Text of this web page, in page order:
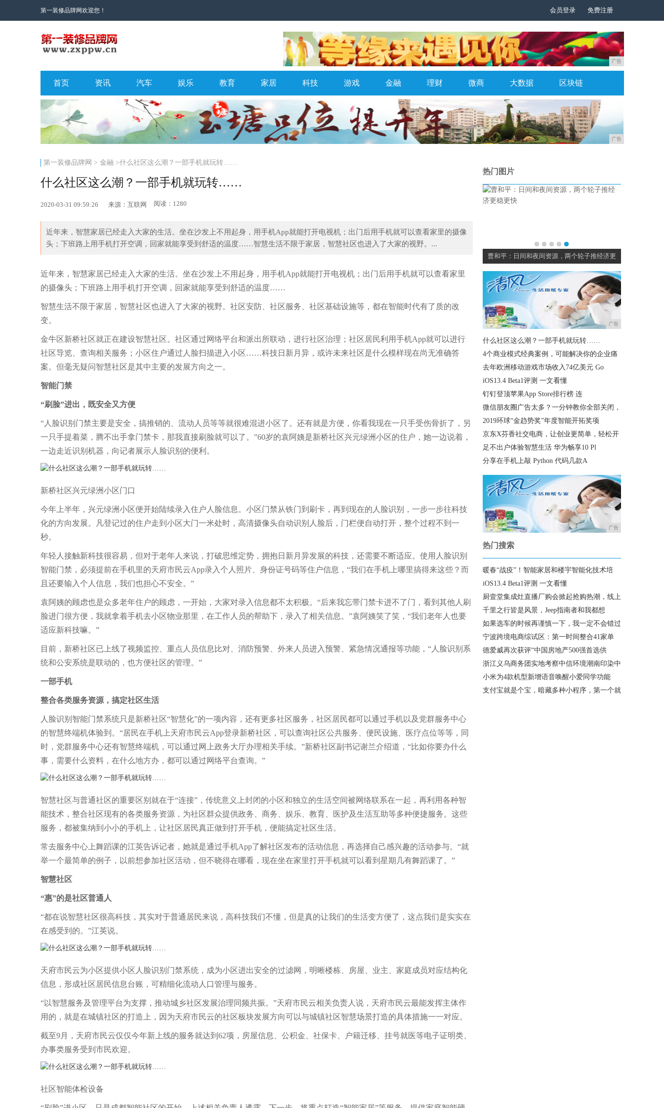
第一装修品牌网欢迎您！ 会员登录 免费注册
广告
首页 资讯 汽车 娱乐 教育 家居 科技 游戏 金融 理财 微商 大数据 区块链
广告
第一装修品牌网 > 金融 >什么社区这么潮？一部手机就玩转……
什么社区这么潮？一部手机就玩转……
2020-03-31 09:59:26 来源：互联网 阅读：1280
近年来，智慧家居已经走入大家的生活。坐在沙发上不用起身，用手机App就能打开电视机；出门后用手机就可以查看家里的摄像
头；下班路上用手机打开空调，回家就能享受到舒适的温度……智慧生活不限于家居，智慧社区也进入了大家的视野。...
近年来，智慧家居已经走入大家的生活。坐在沙发上不用起身，用手机App就能打开电视机；出门后用手机就可以查看家里
的摄像头；下班路上用手机打开空调，回家就能享受到舒适的温度……
智慧生活不限于家居，智慧社区也进入了大家的视野。社区安防、社区服务、社区基础设施等，都在智能时代有了质的改
变。
金牛区新桥社区就正在建设智慧社区。社区通过网络平台和派出所联动，进行社区治理；社区居民利用手机App就可以进行
社区导览、查询相关服务；小区住户通过人脸扫描进入小区……科技日新月异，或许未来社区是什么模样现在尚无准确答
案。但毫无疑问智慧社区是其中主要的发展方向之一。
智能门禁
“刷脸”进出，既安全又方便
“人脸识别门禁主要是安全，搞推销的、流动人员等等就很难混进小区了。还有就是方便，你看我现在一只手受伤骨折了，另
一只手提着菜，腾不出手拿门禁卡，那我直接刷脸就可以了。”60岁的袁阿姨是新桥社区兴元绿洲小区的住户，她一边说着，
一边走近识别机器，向记者展示人脸识别的便利。
新桥社区兴元绿洲小区门口
今年上半年，兴元绿洲小区便开始陆续录入住户人脸信息。小区门禁从铁门到刷卡，再到现在的人脸识别，一步一步往科技
化的方向发展。凡登记过的住户走到小区大门一米处时，高清摄像头自动识别人脸后，门栏便自动打开，整个过程不到一
秒。
年轻人接触新科技很容易，但对于老年人来说，打破思维定势，拥抱日新月异发展的科技，还需要不断适应。使用人脸识别
智能门禁，必须提前在手机里的天府市民云App录入个人照片、身份证号码等住户信息，“我们在手机上哪里搞得来这些？而
且还要输入个人信息，我们也担心不安全。”
袁阿姨的顾虑也是众多老年住户的顾虑，一开始，大家对录入信息都不太积极。“后来我忘带门禁卡进不了门，看到其他人刷
脸进门很方便，我就拿着手机去小区物业那里，在工作人员的帮助下，录入了相关信息。”袁阿姨笑了笑，“我们老年人也要
适应新科技嘛。”
目前，新桥社区已上线了视频监控、重点人员信息比对、消防预警、外来人员进入预警、紧急情况通报等功能，“人脸识别系
统和公安系统是联动的，也方便社区的管理。”
一部手机
整合各类服务资源，搞定社区生活
人脸识别智能门禁系统只是新桥社区“智慧化”的一项内容，还有更多社区服务，社区居民都可以通过手机以及党群服务中心
的智慧终端机体验到。“居民在手机上天府市民云App登录新桥社区，可以查询社区公共服务、便民设施、医疗点位等等，同
时，党群服务中心还有智慧终端机，可以通过网上政务大厅办理相关手续。”新桥社区副书记谢兰介绍道，“比如你要办什么
事，需要什么资料，在什么地方办，都可以通过网络平台查询。”
智慧社区与普通社区的重要区别就在于“连接”，传统意义上封闭的小区和独立的生活空间被网络联系在一起，再利用各种智
能技术，整合社区现有的各类服务资源，为社区群众提供政务、商务、娱乐、教育、医护及生活互助等多种便捷服务。这些
服务，都被集纳到小小的手机上，让社区居民真正做到打开手机，便能搞定社区生活。
常去服务中心上舞蹈课的江英告诉记者，她就是通过手机App了解社区发布的活动信息，再选择自己感兴趣的活动参与。“就
举一个最简单的例子，以前想参加社区活动，但不晓得在哪看，现在坐在家里打开手机就可以看到星期几有舞蹈课了。”
智慧社区
“惠”的是社区普通人
“都在说智慧社区很高科技，其实对于普通居民来说，高科技我们不懂，但是真的让我们的生活变方便了，这点我们是实实在
在感受到的。”江英说。
天府市民云为小区提供小区人脸识别门禁系统，成为小区进出安全的过滤网，明晰楼栋、房屋、业主、家庭成员对应结构化
信息，形成社区居民信息台账，可精细化流动人口管理与服务。
“以智慧服务及管理平台为支撑，推动城乡社区发展治理同频共振。”天府市民云相关负责人说，天府市民云最能发挥主体作
用的，就是在城镇社区的打造上，因为天府市民云的社区板块发展方向可以与城镇社区智慧场景打造的具体措施一一对应。
截至9月，天府市民云仅仅今年新上线的服务就达到62项，房屋信息、公积金、社保卡、户籍迁移、挂号就医等电子证明类、
办事类服务受到市民欢迎。
社区智能体检设备
热门图片
子 这四个月的银行 曹和平：日间和夜间资源，两个轮子推经济更
广告
什么社区这么潮？一部手机就玩转……
4个商业模式经典案例，可能解决你的企业痛
去年欧洲移动游戏市场收入74亿美元 Go
iOS13.4 Beta1评测 一文看懂
钉钉登顶苹果App Store排行榜 连
微信朋友圈广告太多？一分钟教你全部关闭，
2019环球“金趋势奖”年度智能开拓奖项
京东X芬香社交电商，让创业更简单，轻松开
足不出户体验智慧生活 华为畅享10 Pl
分享在手机上敲 Python 代码几款A
广告
热门搜索
暖春“战疫”！智能家居和楼宇智能化技术培
iOS13.4 Beta1评测 一文看懂
厨壹堂集成灶直播厂购会掀起抢购热潮，线上
千里之行皆是风景，Jeep指南者和我都想
如果选车的时候再谨慎一下，我一定不会错过
宁波跨境电商综试区：第一时间整合41家单
德爱威再次获评“中国房地产500强首选供
浙江义乌商务团实地考察中信环境潮南印染中
小米为4款机型新增语音唤醒小爱同学功能
支付宝就是个宝，暗藏多种小程序，第一个就